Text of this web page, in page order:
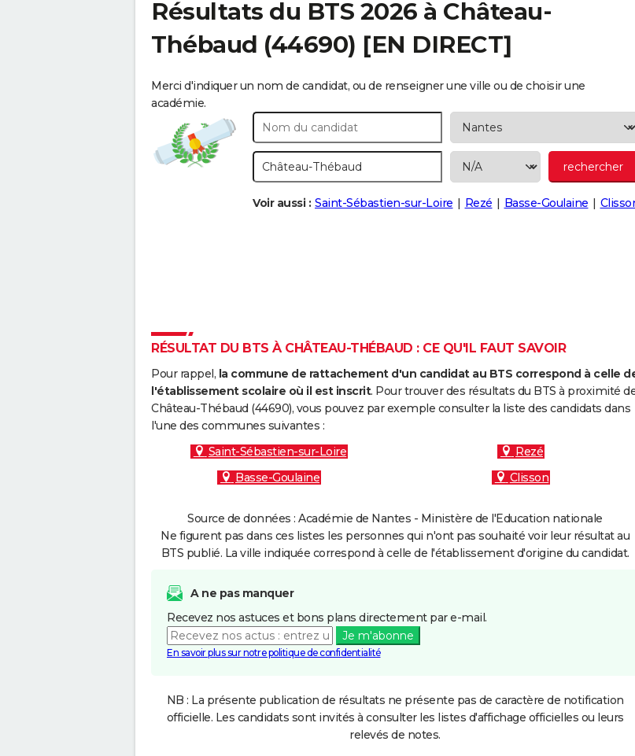
Résultats du BTS 2026 à Château-
Thébaud (44690) [EN DIRECT]
Merci d'indiquer un nom de candidat, ou de renseigner une ville ou de choisir une
académie.
Voir aussi : Saint-Sébastien-sur-Loire Rezé Basse-Goulaine
RÉSULTAT DU BTS À CHÂTEAU-THÉBAUD : CE QU'IL FAUT SAVOIR
Pour rappel, la commune de rattachement d'un candidat au BTS correspond à celle
l'établissement scolaire où il est inscrit. Pour trouver des résultats du BTS à proximité
Château-Thébaud (44690), vous pouvez par exemple consulter la liste des candidats dans
l'une des communes suivantes :
Saint-Sébastien-sur-Loire
Rezé
Basse-Goulaine
Clisson
Source de données : Académie de Nantes - Ministère de l'Education nationale
Ne figurent pas dans ces listes les personnes qui n'ont pas souhaité voir leur résultat au
BTS publié. La ville indiquée correspond à celle de l'établissement d'origine du candidat.
A ne pas manquer
Recevez nos astuces et bons plans directement par e-mail.
Je m'abonne
En savoir plus sur notre politique de confidentialité
NB : La présente publication de résultats ne présente pas de caractère de notification
officielle. Les candidats sont invités à consulter les listes d'affichage officielles ou leurs
relevés de notes.